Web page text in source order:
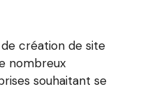
création de site
nombreux
souhaitant se